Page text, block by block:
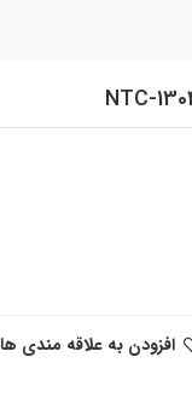
افزودن به علاقه مندی ها